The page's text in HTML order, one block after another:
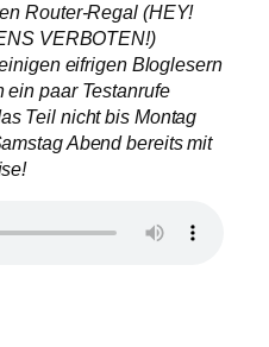
Router-Regal (HEY!
VERBOTEN!)
eifrigen Bloglesern
ein paar Testanrufe
Teil nicht bis Montag
Abend bereits mit